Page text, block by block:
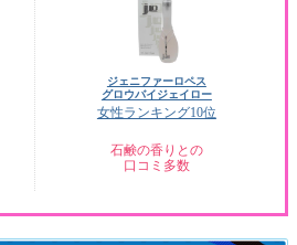
ジェニファーロペス
グロウバイジェイロー
女性ランキング10位
石鹸の香りとの
口コミ多数